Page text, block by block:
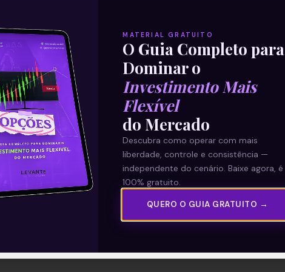
MATERIAL GRATUITO
O Guia Completo para
Dominar o
Investimento Mais
Flexível
do Mercado
Descubra como operar com mais
liberdade, controle e consistência —
independente do cenário. Baixe agora, é
100% gratuito.
QUERO O GUIA GRATUITO →